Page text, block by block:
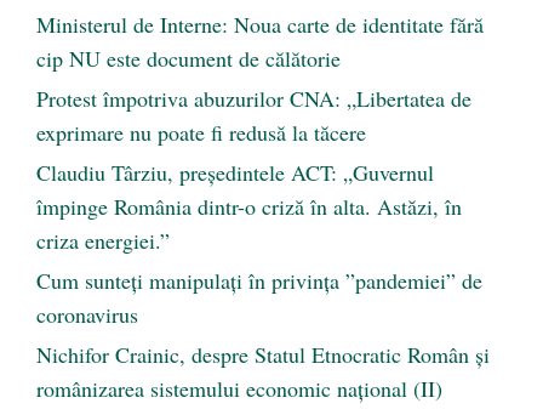
Ministerul de Interne: Noua carte de identitate fără
cip NU este document de călătorie
Protest împotriva abuzurilor CNA: „Libertatea de
exprimare nu poate fi redusă la tăcere
Claudiu Târziu, președintele ACT: „Guvernul
împinge România dintr-o criză în alta. Astăzi, în
criza energiei.”
Cum sunteți manipulați în privința ”pandemiei” de
coronavirus
Nichifor Crainic, despre Statul Etnocratic Român şi
românizarea sistemului economic naţional (II)